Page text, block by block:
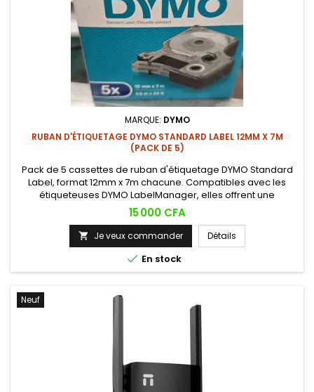
MARQUE: DYMO
RUBAN D'ÉTIQUETAGE DYMO STANDARD LABEL 12MM X 7M
(PACK DE 5)
Pack de 5 cassettes de ruban d'étiquetage DYMO Standard
Label, format 12mm x 7m chacune. Compatibles avec les
étiqueteuses DYMO LabelManager, elles offrent une
impression nette et durable pour tous vos besoins
d'étiquetage professionnel et domestique.
Prix
15 000 CFA
 Je veux commander Détails
 En stock
Neuf